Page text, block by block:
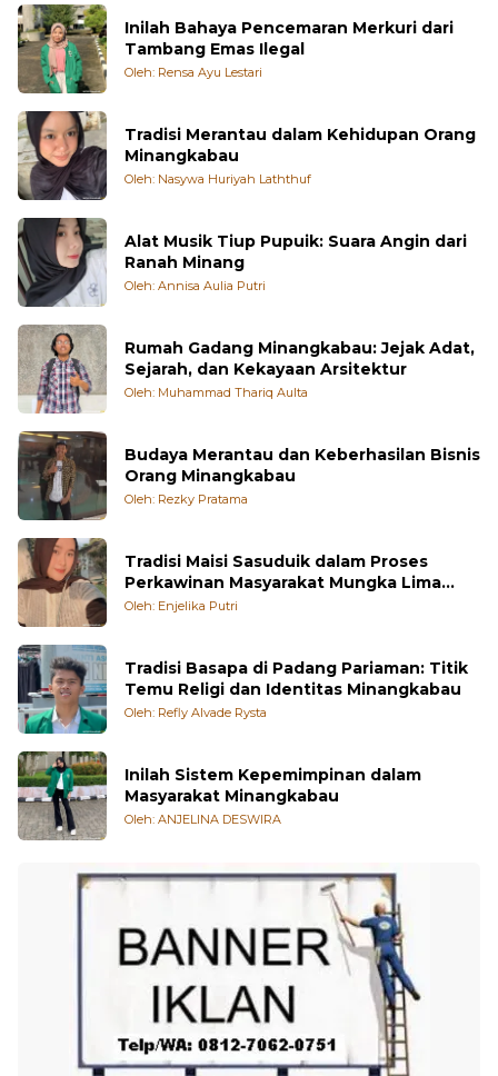
Inilah Bahaya Pencemaran Merkuri dari
Tambang Emas Ilegal
Oleh: Rensa Ayu Lestari
Tradisi Merantau dalam Kehidupan Orang
Minangkabau
Oleh: Nasywa Huriyah Laththuf
Alat Musik Tiup Pupuik: Suara Angin dari
Ranah Minang
Oleh: Annisa Aulia Putri
Rumah Gadang Minangkabau: Jejak Adat,
Sejarah, dan Kekayaan Arsitektur
Oleh: Muhammad Thariq Aulta
Budaya Merantau dan Keberhasilan Bisnis
Orang Minangkabau
Oleh: Rezky Pratama
Tradisi Maisi Sasuduik dalam Proses
Perkawinan Masyarakat Mungka Lima
Puluh Kota
Oleh: Enjelika Putri
Tradisi Basapa di Padang Pariaman: Titik
Temu Religi dan Identitas Minangkabau
Oleh: Refly Alvade Rysta
Inilah Sistem Kepemimpinan dalam
Masyarakat Minangkabau
Oleh: ANJELINA DESWIRA